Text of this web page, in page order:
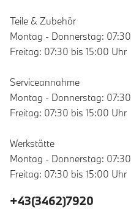
Teile & Zubehör
Montag - Donnerstag:
Freitag: 07:30 bis 15:00 Uhr
Serviceannahme
Montag - Donnerstag:
Freitag: 07:30 bis 15:00 Uhr
Werkstätte
Montag - Donnerstag:
Freitag: 07:30 bis 15:00 Uhr
+43(3462)7920